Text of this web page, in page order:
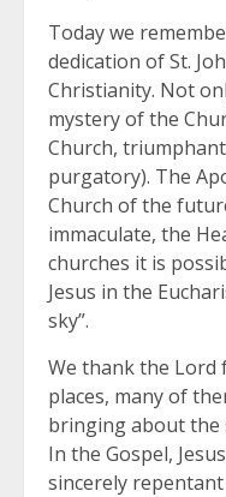
Today we
dedication of St.
Christianity. Not
mystery of the
Church,
purgatory). The
Church of the
immaculate, the
churches it is
Jesus in the
sky”.
We thank the Lord
places, many of
bringing about the
In the Gospel,
sincerely